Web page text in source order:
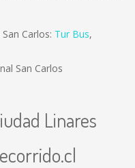
Carlos: Tur Bus,
San Carlos
Linares